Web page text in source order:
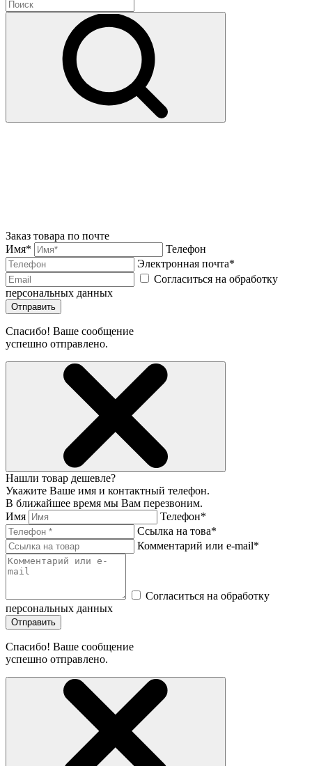
Заказ товара по почте
Имя*
Телефон
Электронная почта*
Согласиться на обработку
персональных данных
Отправить
Спасибо! Ваше сообщение
успешно отправлено.
Нашли товар дешевле?
Укажите Ваше имя и контактный телефон.
В ближайшее время мы Вам перезвоним.
Имя
Телефон*
Ссылка на това*
Комментарий или e-mail*
Согласиться на обработку
персональных данных
Отправить
Спасибо! Ваше сообщение
успешно отправлено.